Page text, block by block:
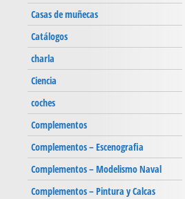
Casas de muñecas
Catálogos
charla
Ciencia
coches
Complementos
Complementos – Escenografia
Complementos – Modelismo Naval
Complementos – Pintura y Calcas